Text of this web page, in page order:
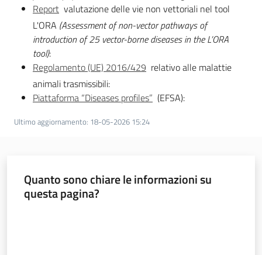
Report valutazione delle vie non vettoriali nel tool
L'ORA (Assessment of non-vector pathways of
introduction of 25 vector-borne diseases in the L’ORA
tool):
Regolamento (UE) 2016/429 relativo alle malattie
animali trasmissibili:
Piattaforma “Diseases profiles” (EFSA):
Ultimo aggiornamento: 18-05-2026 15:24
Quanto sono chiare le informazioni su
questa pagina?